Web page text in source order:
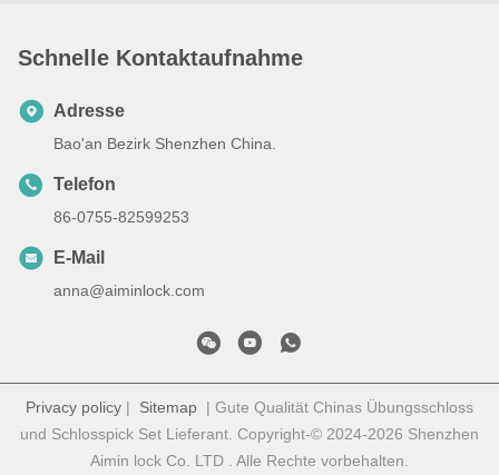
Schnelle Kontaktaufnahme
Adresse
Bao'an Bezirk Shenzhen China.
Telefon
86-0755-82599253
E-Mail
anna@aiminlock.com
Privacy policy | Sitemap | Gute Qualität Chinas Übungsschloss
und Schlosspick Set Lieferant. Copyright-© 2024-2026 Shenzhen
Aimin lock Co. LTD . Alle Rechte vorbehalten.